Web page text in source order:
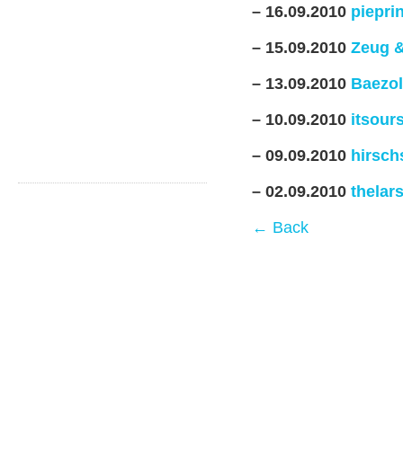
– 16.09.2010
– 15.09.2010 Zeug
– 13.09.2010
– 10.09.2010
– 09.09.2010
– 02.09.2010
← Back